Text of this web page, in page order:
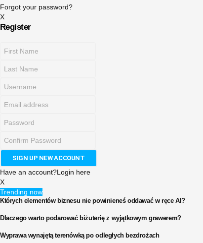
Forgot your password?
X
Register
Have an account?Login here
X
Trending now
Których elementów biznesu nie powinieneś oddawać w ręce AI?
Dlaczego warto podarować biżuterię z wyjątkowym grawerem?
Wyprawa wynajętą terenówką po odległych bezdrożach